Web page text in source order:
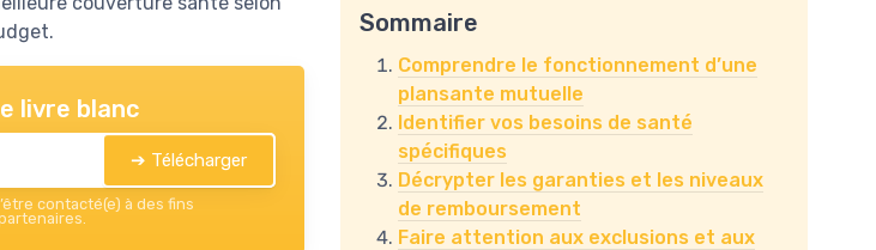
livre blanc
➔ Télécharger
contacté(e) à des fins
Sommaire
Comprendre le fonctionnement d’une
plansante mutuelle
Identifier vos besoins de santé
spécifiques
Décrypter les garanties et les niveaux
de remboursement
Faire attention aux exclusions et aux